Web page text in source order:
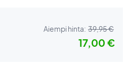
Aiempi hinta: 39,95 €
17,00 €